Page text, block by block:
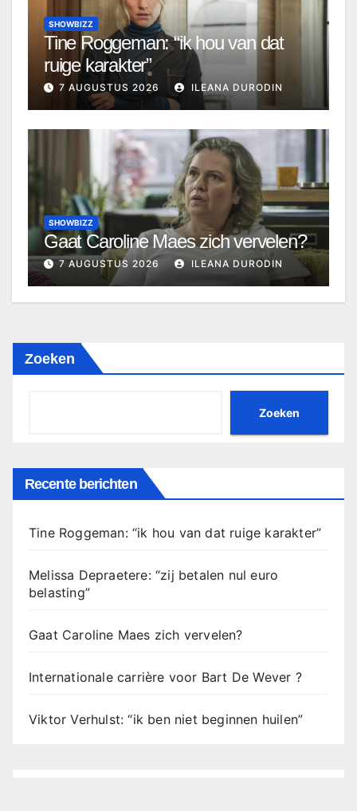
SHOWBIZZ
Tine Roggeman: “ik hou van dat
ruige karakter”
7 AUGUSTUS 2026 ILEANA DURODIN
SHOWBIZZ
Gaat Caroline Maes zich vervelen?
7 AUGUSTUS 2026 ILEANA DURODIN
Zoeken
Zoeken
Recente berichten
Tine Roggeman: “ik hou van dat ruige karakter”
Melissa Depraetere: “zij betalen nul euro
belasting”
Gaat Caroline Maes zich vervelen?
Internationale carrière voor Bart De Wever ?
Viktor Verhulst: “ik ben niet beginnen huilen”